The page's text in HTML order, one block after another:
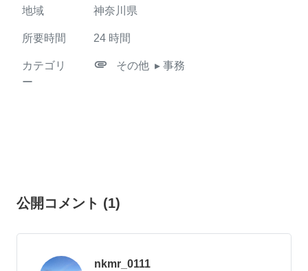
地域 神奈川県
所要時間 24 時間
カテゴリ
ー
attachment その他 ▸ 事務
公開コメント (1)
nkmr_0111